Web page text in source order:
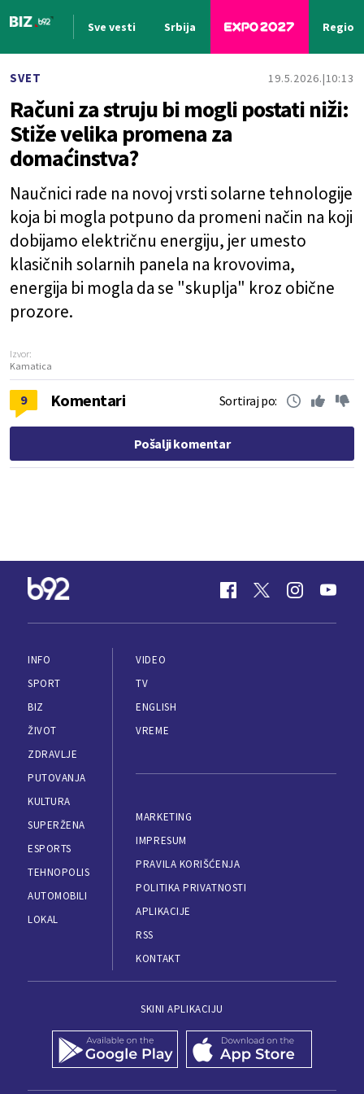
Sve vesti Srbija Region
SVET 19.5.2026. 10:13
Računi za struju bi mogli postati niži:
Stiže velika promena za
domaćinstva?
Naučnici rade na novoj vrsti solarne tehnologije
koja bi mogla potpuno da promeni način na koji
dobijamo električnu energiju, jer umesto
klasičnih solarnih panela na krovovima,
energija bi mogla da se "skuplja" kroz obične
prozore.
Izvor:
Kamatica
9 Komentari Sortiraj po:
Pošalji komentar
INFO
SPORT
BIZ
ŽIVOT
ZDRAVLJE
PUTOVANJA
KULTURA
SUPERŽENA
ESPORTS
TEHNOPOLIS
AUTOMOBILI
LOKAL
VIDEO
TV
ENGLISH
VREME
MARKETING
IMPRESUM
PRAVILA KORIŠĆENJA
POLITIKA PRIVATNOSTI
APLIKACIJE
RSS
KONTAKT
SKINI APLIKACIJU